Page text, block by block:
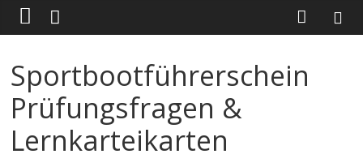
Sportbootführerschein
Prüfungsfragen &
Lernkarteikarten